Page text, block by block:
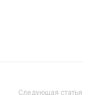
Следующая статья